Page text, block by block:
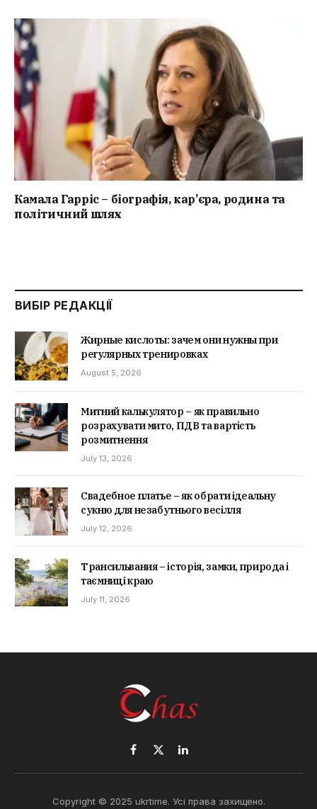
Камала Гарріс – біографія, кар’єра, родина та
політичний шлях
ВИБІР РЕДАКЦІЇ
Жирные кислоты: зачем они нужны при
регулярных тренировках
August 5, 2026
Митний калькулятор – як правильно
розрахувати мито, ПДВ та вартість
розмитнення
July 13, 2026
Свадебное платье – як обрати ідеальну
сукню для незабутнього весілля
July 12, 2026
Трансильвания – історія, замки, природа і
таємниці краю
July 11, 2026
Facebook
X
(Twitter)
LinkedIn
Copyright © 2025 ukrtime. Усі права захищено.